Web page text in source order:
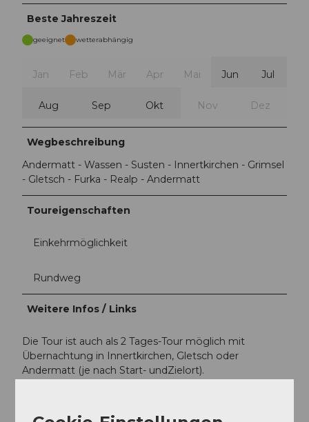
Beste Jahreszeit
geeignet wetterabhängig
Jan Feb Mär Apr Mai Jun Jul
Aug Sep Okt Nov Dez
Wegbeschreibung
Andermatt - Wassen - Susten - Innertkirchen - Grimsel
- Gletsch - Furka - Realp - Andermatt
Toureigenschaften
Einkehrmöglichkeit
Rundweg
Weitere Infos / Links
Die Tour ist auch als 2 Tages-Tour möglich mit
Übernachtung in Innertkirchen, Gletsch oder
Andermatt (je nach Start- undZielort).